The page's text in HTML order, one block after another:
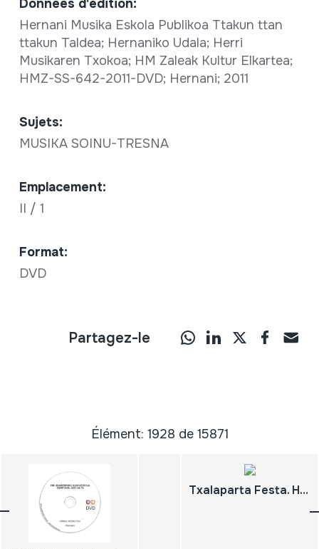
Données d'édition:
Hernani Musika Eskola Publikoa Ttakun ttan
ttakun Taldea; Hernaniko Udala; Herri
Musikaren Txokoa; HM Zaleak Kultur Elkartea;
HMZ-SS-642-2011-DVD; Hernani; 2011
Sujets:
MUSIKA SOINU-TRESNA
Emplacement:
II / 1
Format:
DVD
Partagez-le
Élément: 1928 de 15871
Txalaparta Festa. Hernani, 1987-2011